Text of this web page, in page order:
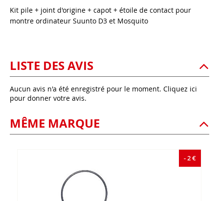
Kit pile + joint d'origine + capot + étoile de contact pour
montre ordinateur Suunto D3 et Mosquito
LISTE DES AVIS
Aucun avis n'a été enregistré pour le moment. Cliquez ici
pour donner votre avis.
MÊME MARQUE
- 2 €